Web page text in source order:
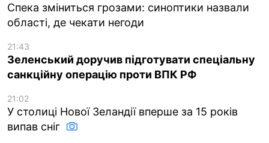
Спека зміниться грозами: синоптики назвали
області, де чекати негоди
21:43
Зеленський доручив підготувати спеціальну
санкційну операцію проти ВПК РФ
21:02
У столиці Нової Зеландії вперше за 15 років
випав сніг